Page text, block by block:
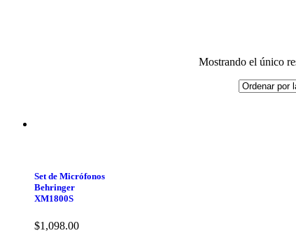
Mostrando el único
Set de Micrófonos
Behringer
XM1800S
$1,098.00